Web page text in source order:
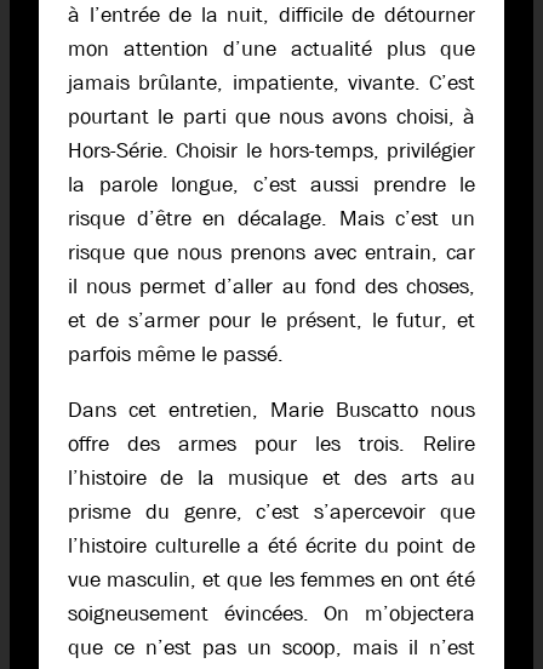
à l’entrée de la nuit, difficile de détourner
mon attention d’une actualité plus que
jamais brûlante, impatiente, vivante. C’est
pourtant le parti que nous avons choisi, à
Hors-Série. Choisir le hors-temps, privilégier
la parole longue, c’est aussi prendre le
risque d’être en décalage. Mais c’est un
risque que nous prenons avec entrain, car
il nous permet d’aller au fond des choses,
et de s’armer pour le présent, le futur, et
parfois même le passé.
Dans cet entretien, Marie Buscatto nous
offre des armes pour les trois. Relire
l’histoire de la musique et des arts au
prisme du genre, c’est s’apercevoir que
l’histoire culturelle a été écrite du point de
vue masculin, et que les femmes en ont été
soigneusement évincées. On m’objectera
que ce n’est pas un scoop, mais il n’est